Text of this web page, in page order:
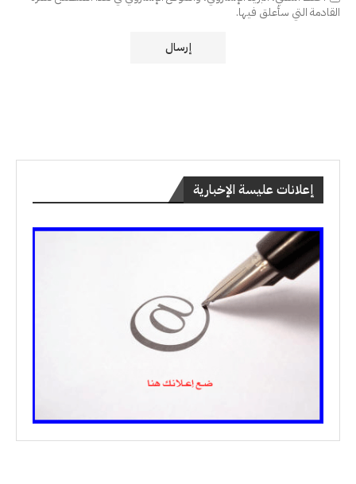
القادمة التي سأعلق فيها.
إعلانات عليسة الإخبارية